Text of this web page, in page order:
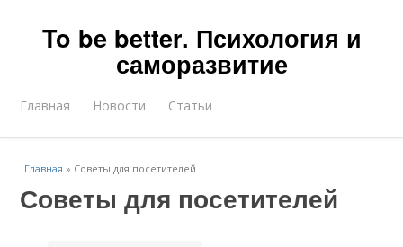
To be better. Психология и
саморазвитие
Главная Новости Статьи
Главная » Советы для посетителей
Советы для посетителей